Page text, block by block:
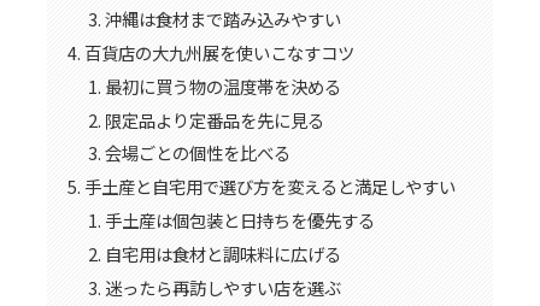
沖縄は食材まで踏み込みやすい
百貨店の大九州展を使いこなすコツ
最初に買う物の温度帯を決める
限定品より定番品を先に見る
会場ごとの個性を比べる
手土産と自宅用で選び方を変えると満足しやすい
手土産は個包装と日持ちを優先する
自宅用は食材と調味料に広げる
迷ったら再訪しやすい店を選ぶ